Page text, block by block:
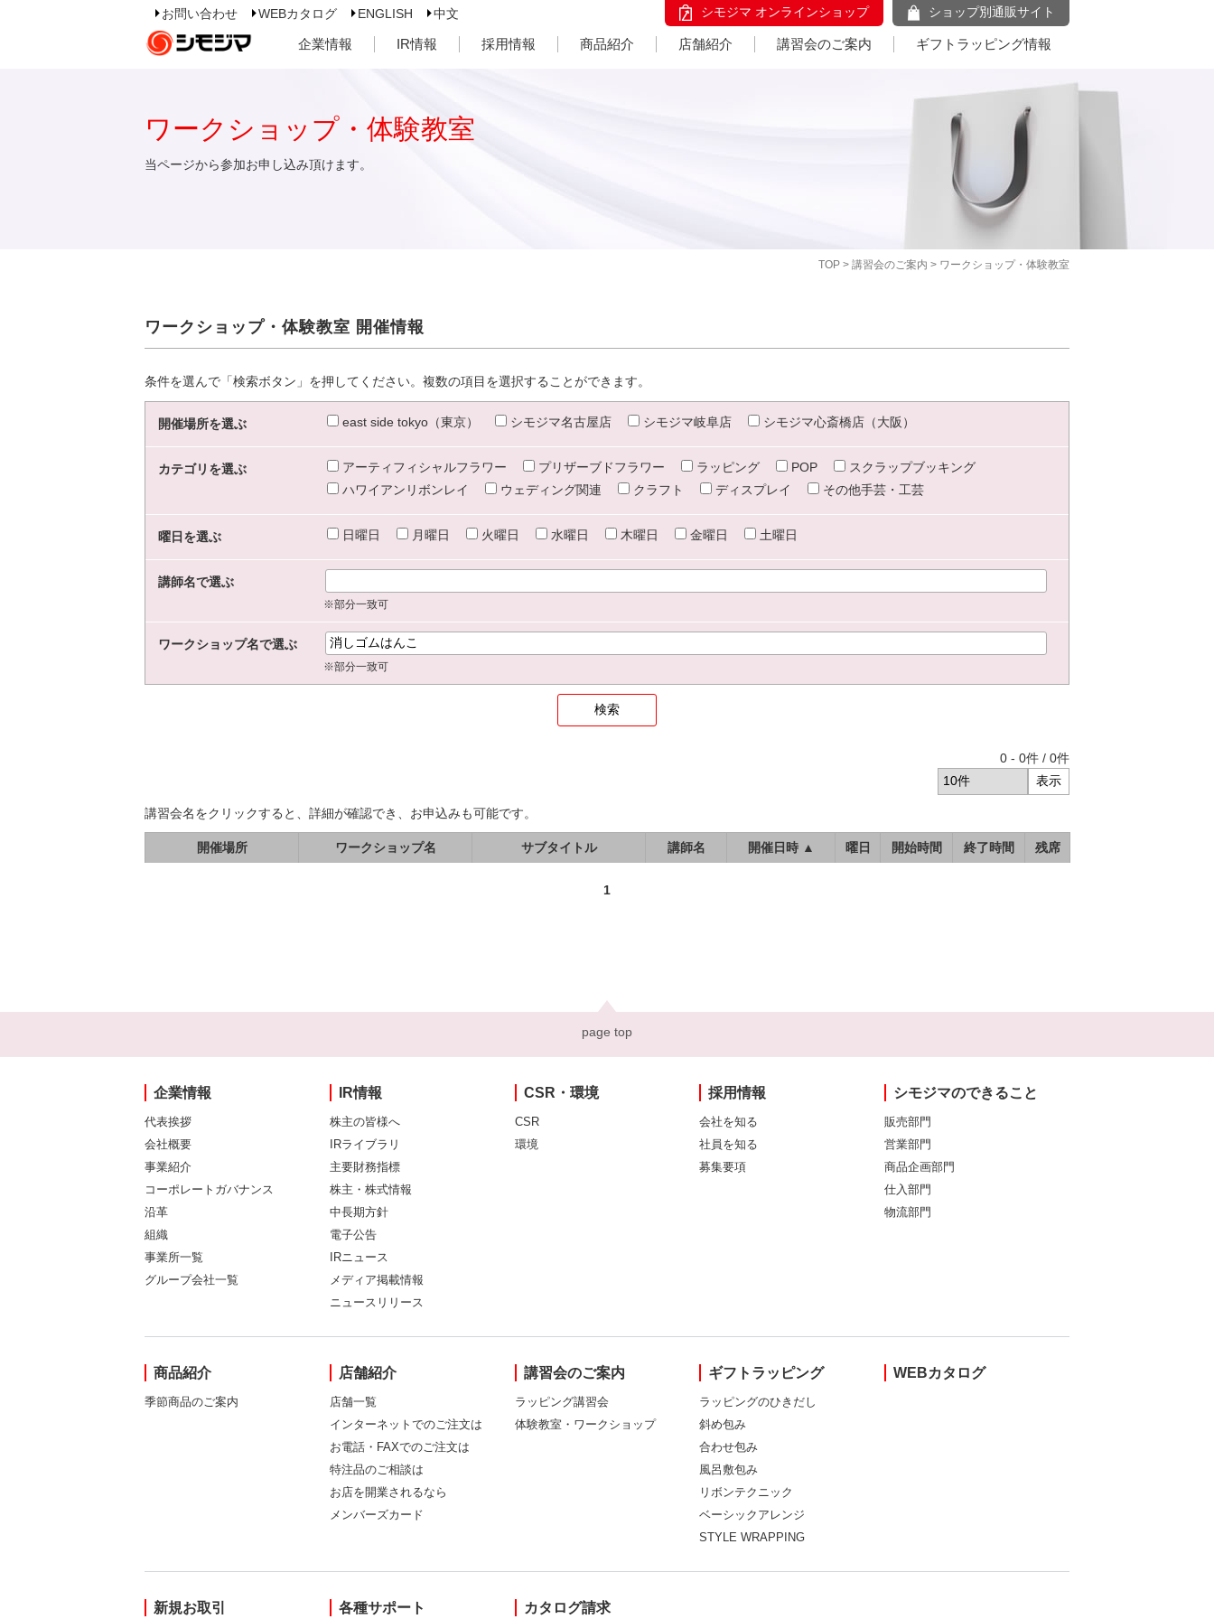
お問い合わせ WEBカタログ ENGLISH 中文 シモジマ オンラインショップ ショップ別通販サイト
企業情報 IR情報 採用情報 商品紹介 店舗紹介 講習会のご案内 ギフトラッピング情報
TOP > 講習会のご案内 > ワークショップ・体験教室
ワークショップ・体験教室
当ページから参加お申し込み頂けます。
ワークショップ・体験教室 開催情報
条件を選んで「検索ボタン」を押してください。複数の項目を選択することができます。
開催場所を選ぶ east side tokyo（東京） シモジマ名古屋店 シモジマ岐阜店 シモジマ心斎橋店（大阪）
カテゴリを選ぶ アーティフィシャルフラワー プリザーブドフラワー ラッピング POP
スクラップブッキング
ハワイアンリボンレイ
ウェディング関連 クラフト ディスプレイ その他手芸・工芸
曜日を選ぶ 日曜日 月曜日 火曜日 水曜日 木曜日 金曜日 土曜日
講師名で選ぶ
※部分一致可
ワークショップ名で選ぶ
※部分一致可
0 - 0件 / 0件
講習会名をクリックすると、詳細が確認でき、お申込みも可能です。
開催場所 ワークショップ名 サブタイトル 講師名 開催日時 ▲ 曜日 開始時間 終了時間 残席
1
page top
企業情報
代表挨拶
会社概要
事業紹介
コーポレートガバナンス
沿革
組織
事業所一覧
グループ会社一覧
IR情報
株主の皆様へ
IRライブラリ
主要財務指標
株主・株式情報
中長期方針
電子公告
IRニュース
メディア掲載情報
ニュースリリース
CSR・環境
CSR
環境
採用情報
会社を知る
社員を知る
募集要項
シモジマのできること
販売部門
営業部門
商品企画部門
仕入部門
物流部門
商品紹介
季節商品のご案内
店舗紹介
店舗一覧
インターネットでのご注文は
お電話・FAXでのご注文は
特注品のご相談は
お店を開業されるなら
メンバーズカード
講習会のご案内
ラッピング講習会
体験教室・ワークショップ
ギフトラッピング
ラッピングのひきだし
斜め包み
合わせ包み
風呂敷包み
リボンテクニック
ベーシックアレンジ
STYLE WRAPPING
WEBカタログ
新規お取引 各種サポート カタログ請求